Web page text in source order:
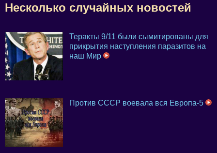
Несколько случайных новостей
Теракты 9/11 были сымитированы для
прикрытия наступления паразитов на
наш Мир
Против СССР воевала вся Европа-5